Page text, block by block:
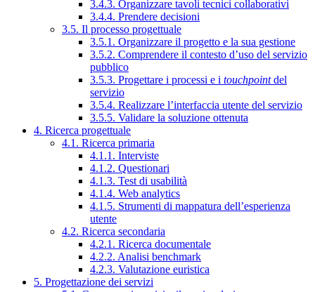
3.4.3. Organizzare tavoli tecnici collaborativi
3.4.4. Prendere decisioni
3.5. Il processo progettuale
3.5.1. Organizzare il progetto e la sua gestione
3.5.2. Comprendere il contesto d’uso del servizio
pubblico
3.5.3. Progettare i processi e i touchpointdel
servizio
3.5.4. Realizzare l’interfaccia utente del servizio
3.5.5. Validare la soluzione ottenuta
4. Ricerca progettuale
4.1. Ricerca primaria
4.1.1. Interviste
4.1.2. Questionari
4.1.3. Test di usabilità
4.1.4. Web analytics
4.1.5. Strumenti di mappatura dell’esperienza
utente
4.2. Ricerca secondaria
4.2.1. Ricerca documentale
4.2.2. Analisi benchmark
4.2.3. Valutazione euristica
5. Progettazione dei servizi